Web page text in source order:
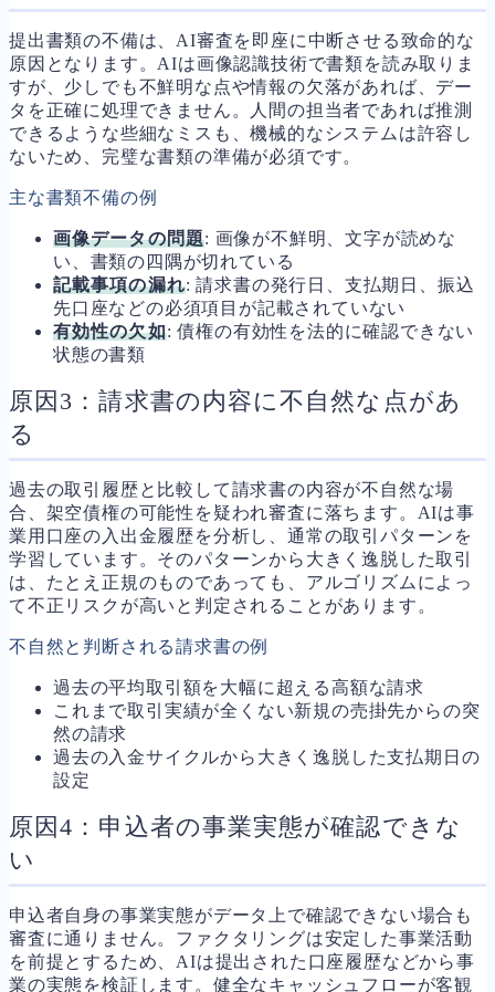
提出書類の不備は、AI審査を即座に中断させる致命的な
原因となります。AIは画像認識技術で書類を読み取りま
すが、少しでも不鮮明な点や情報の欠落があれば、デー
タを正確に処理できません。人間の担当者であれば推測
できるような些細なミスも、機械的なシステムは許容し
ないため、完璧な書類の準備が必須です。
主な書類不備の例
画像データの問題: 画像が不鮮明、文字が読めな
い、書類の四隅が切れている
記載事項の漏れ: 請求書の発行日、支払期日、振込
先口座などの必須項目が記載されていない
有効性の欠如: 債権の有効性を法的に確認できない
状態の書類
原因3：請求書の内容に不自然な点があ
る
過去の取引履歴と比較して請求書の内容が不自然な場
合、架空債権の可能性を疑われ審査に落ちます。AIは事
業用口座の入出金履歴を分析し、通常の取引パターンを
学習しています。そのパターンから大きく逸脱した取引
は、たとえ正規のものであっても、アルゴリズムによっ
て不正リスクが高いと判定されることがあります。
不自然と判断される請求書の例
過去の平均取引額を大幅に超える高額な請求
これまで取引実績が全くない新規の売掛先からの突
然の請求
過去の入金サイクルから大きく逸脱した支払期日の
設定
原因4：申込者の事業実態が確認できな
い
申込者自身の事業実態がデータ上で確認できない場合も
審査に通りません。ファクタリングは安定した事業活動
を前提とするため、AIは提出された口座履歴などから事
業の実態を検証します。健全なキャッシュフローが客観